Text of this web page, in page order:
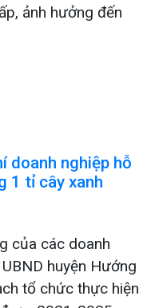
ảnh hưởng đến
doanh nghiệp hỗ
1 tỉ cây xanh
của các doanh
huyện Hướng
tổ chức thực hiện